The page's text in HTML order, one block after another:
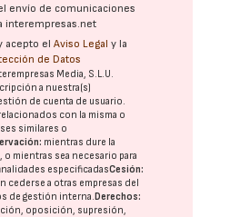
envío de comunicaciones
interempresas.net
acepto elAviso Legal y la
de Datos
Media, S.L.U.
a nuestra(s)
de cuenta de usuario.
con la misma o
similares o
mientras dure la
mientras sea necesario para
especificadasCesión:
cederse a otras empresas del
de gestión interna.Derechos:
oposición, supresión,